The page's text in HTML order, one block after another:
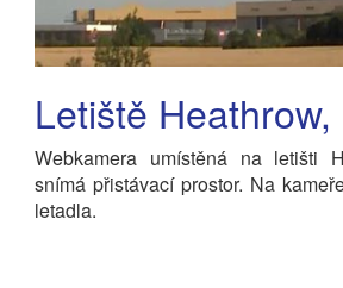
Letiště
Webkamera umístěná na letišti
snímá přistávací prostor. Na
letadla.